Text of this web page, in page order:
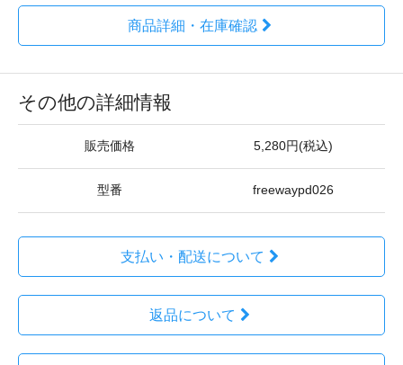
商品詳細・在庫確認
その他の詳細情報
販売価格 5,280円(税込)
型番 freewaypd026
支払い・配送について
返品について